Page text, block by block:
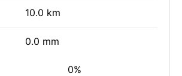
10.0 km
0.0 mm
0%